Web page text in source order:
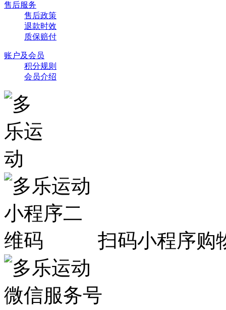
售后服务
售后政策
退款时效
质保赔付
账户及会员
积分规则
会员介绍
扫码小程序购